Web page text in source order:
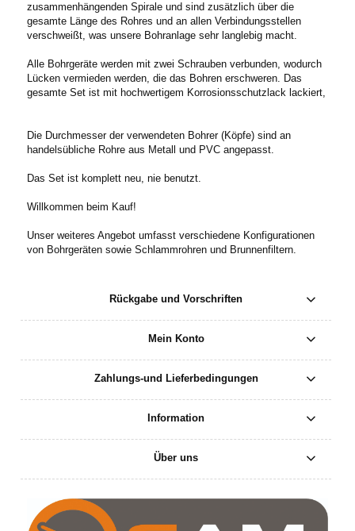
zusammenhängenden Spirale und sind zusätzlich über die
gesamte Länge des Rohres und an allen Verbindungsstellen
verschweißt, was unsere Bohranlage sehr langlebig macht.
Alle Bohrgeräte werden mit zwei Schrauben verbunden, wodurch
Lücken vermieden werden, die das Bohren erschweren. Das
gesamte Set ist mit hochwertigem Korrosionsschutzlack lackiert,
Die Durchmesser der verwendeten Bohrer (Köpfe) sind an
handelsübliche Rohre aus Metall und PVC angepasst.
Das Set ist komplett neu, nie benutzt.
Willkommen beim Kauf!
Unser weiteres Angebot umfasst verschiedene Konfigurationen
von Bohrgeräten sowie Schlammrohren und Brunnenfiltern.
Rückgabe und Vorschriften
Mein Konto
Zahlungs-und Lieferbedingungen
Information
Über uns